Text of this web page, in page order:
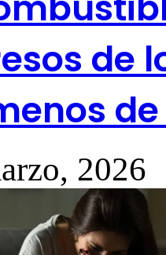
de
2026